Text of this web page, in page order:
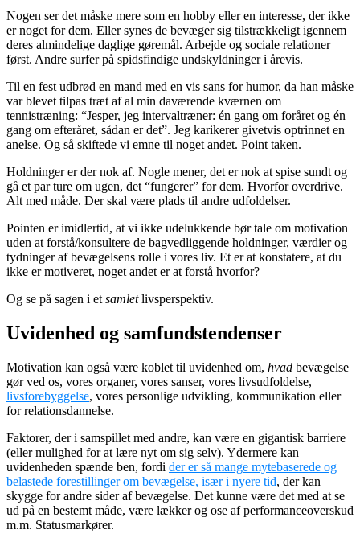
Nogen ser det måske mere som en hobby eller en interesse, der ikke
er noget for dem. Eller synes de bevæger sig tilstrækkeligt igennem
deres almindelige daglige gøremål. Arbejde og sociale relationer
først. Andre surfer på spidsfindige undskyldninger i årevis.
Til en fest udbrød en mand med en vis sans for humor, da han måske
var blevet tilpas træt af al min daværende kværnen om
tennistræning: “Jesper, jeg intervaltræner: én gang om foråret og én
gang om efteråret, sådan er det”. Jeg karikerer givetvis optrinnet en
anelse. Og så skiftede vi emne til noget andet. Point taken.
Holdninger er der nok af. Nogle mener, det er nok at spise sundt og
gå et par ture om ugen, det “fungerer” for dem. Hvorfor overdrive.
Alt med måde. Der skal være plads til andre udfoldelser.
Pointen er imidlertid, at vi ikke udelukkende bør tale om motivation
uden at forstå/konsultere de bagvedliggende holdninger, værdier og
tydninger af bevægelsens rolle i vores liv. Et er at konstatere, at du
ikke er motiveret, noget andet er at forstå hvorfor?
Og se på sagen i et samletlivsperspektiv.
Uvidenhed og samfundstendenser
Motivation kan også være koblet til uvidenhed om, hvad bevægelse
gør ved os, vores organer, vores sanser, vores livsudfoldelse,
livsforebyggelse, vores personlige udvikling, kommunikation eller
for relationsdannelse.
Faktorer, der i samspillet med andre, kan være en gigantisk barriere
(eller mulighed for at lære nyt om sig selv). Ydermere kan
uvidenheden spænde ben, fordi der er så mange mytebaserede og
belastede forestillinger om bevægelse, især i nyere tid, der kan
skygge for andre sider af bevægelse. Det kunne være det med at se
ud på en bestemt måde, være lækker og ose af performanceoverskud
m.m. Statusmarkører.